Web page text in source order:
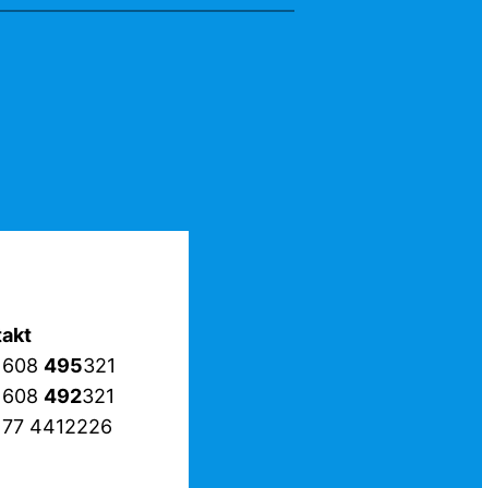
495321
492321
4412226